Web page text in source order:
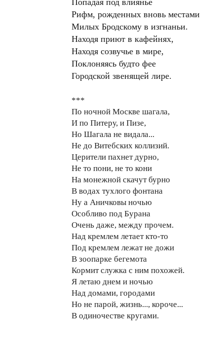
Попадая под влиянье
Рифм, рожденных вновь местами
Милых Бродскому в изгнаньи.
Находя приют в кафейнях,
Находя созвучье в мире,
Поклоняясь будто фее
Городской звенящей лире.
***
По ночной Москве шагала,
И по Питеру, и Пизе,
Но Шагала не видала...
Не до Витебских коллизий.
Церители пахнет дурно,
Не то пони, не то кони
На монежной скачут бурно
В водах тухлого фонтана
Ну а Аничковы ночью
Особливо под Бурана
Очень даже, между прочем.
Над кремлем летает кто-то
Под кремлем лежат не дожи
В зоопарке бегемота
Кормит служка с ним похожей.
Я летаю днем и ночью
Над домами, городами
Но не парой, жизнь..., короче...
В одиночестве кругами.